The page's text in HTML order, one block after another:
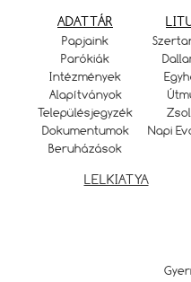
ADATTÁR
Papjaink
Parókiák
Intézmények
Alapítványok
Településjegyzék
Dokumentumok
Beruházások
Napi
LELKIATYA